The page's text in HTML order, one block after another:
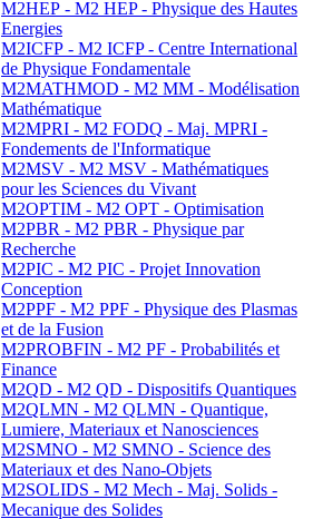
M2HEP - M2 HEP - Physique des Hautes
Energies
M2ICFP - M2 ICFP - Centre International
de Physique Fondamentale
M2MATHMOD - M2 MM - Modélisation
Mathématique
M2MPRI - M2 FODQ - Maj. MPRI -
Fondements de l'Informatique
M2MSV - M2 MSV - Mathématiques
pour les Sciences du Vivant
M2OPTIM - M2 OPT - Optimisation
M2PBR - M2 PBR - Physique par
Recherche
M2PIC - M2 PIC - Projet Innovation
Conception
M2PPF - M2 PPF - Physique des Plasmas
et de la Fusion
M2PROBFIN - M2 PF - Probabilités et
Finance
M2QD - M2 QD - Dispositifs Quantiques
M2QLMN - M2 QLMN - Quantique,
Lumiere, Materiaux et Nanosciences
M2SMNO - M2 SMNO - Science des
Materiaux et des Nano-Objets
M2SOLIDS - M2 Mech - Maj. Solids -
Mecanique des Solides